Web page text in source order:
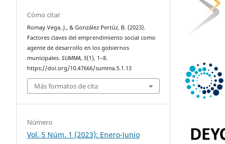
Cómo citar
Romay Vega, J., & González Pertúz, B. (2023).
Factores claves del emprendimiento social como
agente de desarrollo en los gobiernos
municipales.SUMMA,5(1), 1–8.
https://doi.org/10.47666/summa.5.1.13
Más formatos de cita
Número
Vol. 5 Núm. 1 (2023): Enero-Junio